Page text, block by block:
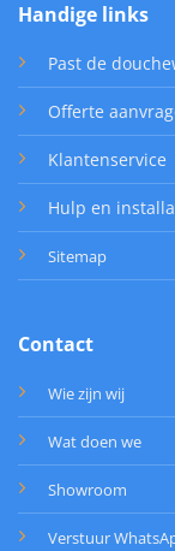
Handige links
Past de
Offerte
Klantenservice
Hulp en
Sitemap
Contact
Wie zijn wij
Wat doen we
Showroom
Verstuur